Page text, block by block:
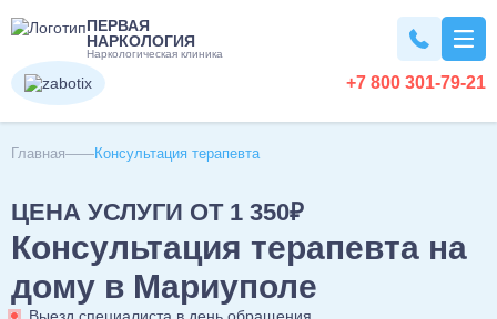
ПЕРВАЯ
НАРКОЛОГИЯ
Наркологическая клиника
+7 800 301-79-21
Вывод из запоя
Вывод из запоя на дому
Вывод из запоя в стационаре
Капельница от запоя
Капельница от алкоголя
Наркомания
Лечение наркомании
Снятие ломки
Алкоголизм
Главная Консультация терапевта
Консультация терапевта на
дому в Мариуполе
ЦЕНА УСЛУГИ ОТ 1 350₽